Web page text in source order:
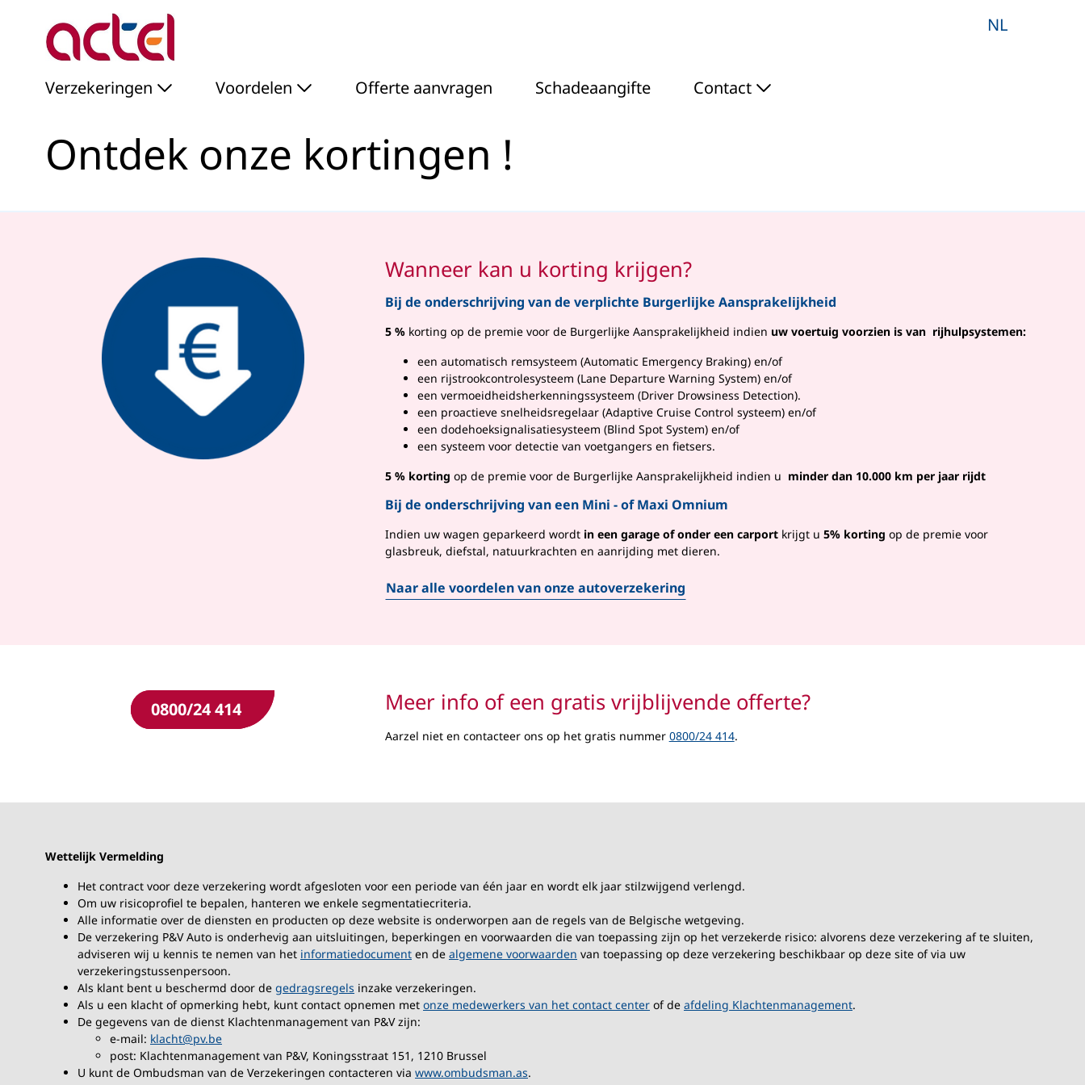
Skip to Main Content
Ontdek onze kortingen ! - Actel NL
Verzekeringen Voordelen Offerte aanvragen Schadeaangifte Contact
Ontdek onze kortingen !
Wanneer kan u korting krijgen?
Bij de onderschrijving van de verplichte Burgerlijke Aansprakelijkheid
5 % korting op de premie voor de Burgerlijke Aansprakelijkheid indien uw voertuig voorzien is van rijhulpsystemen:
een automatisch remsysteem (Automatic Emergency Braking) en/of
een rijstrookcontrolesysteem (Lane Departure Warning System) en/of
een vermoeidheidsherkenningssysteem (Driver Drowsiness Detection).
een proactieve snelheidsregelaar (Adaptive Cruise Control systeem) en/of
een dodehoeksignalisatiesysteem (Blind Spot System) en/of
​​​​​​​een systeem voor detectie van voetgangers en fietsers.​​​​​​​​​​​
5 % korting op de premie voor de Burgerlijke Aansprakelijkheid indien u minder dan 10.000 km per jaar rijdt
Bij de onderschrijving van een Mini - of Maxi Omnium
Indien uw wagen geparkeerd wordt in een garage of onder een carportkrijgt u 5% korting op de premie voor
glasbreuk, diefstal, natuurkrachten en aanrijding met dieren.
Naar alle voordelen van onze autoverzekering
0800/24 414 Meer info of een gratis vrijblijvende offerte?
Aarzel niet en contacteer ons op het gratis nummer 0800/24 414.
Wettelijk Vermelding
Het contract voor deze verzekering wordt afgesloten voor een periode van één jaar en wordt elk jaar stilzwijgend verlengd.
Om uw risicoprofiel te bepalen, hanteren we enkele segmentatiecriteria.
Alle informatie over de diensten en producten op deze website is onderworpen aan de regels van de Belgische wetgeving.
De verzekering P&V Auto is onderhevig aan uitsluitingen, beperkingen en voorwaarden die van toepassing zijn op het verzekerde risico: alvorens deze verzekering af te sluiten,
adviseren wij u kennis te nemen van het informatiedocument en de algemene voorwaarden van toepassing op deze verzekering beschikbaar op deze site of via uw
verzekeringstussenpersoon.
Als klant bent u beschermd door de gedragsregels inzake verzekeringen.
Als u een klacht of opmerking hebt, kunt contact opnemen met onze medewerkers van het contact center of de afdeling Klachtenmanagement.
De gegevens van de dienst Klachtenmanagement van P&V zijn:
e-mail: klacht@pv.be
post: Klachtenmanagement van P&V, Koningsstraat 151, 1210 Brussel
U kunt de Ombudsman van de Verzekeringen contacteren via www.ombudsman.as.